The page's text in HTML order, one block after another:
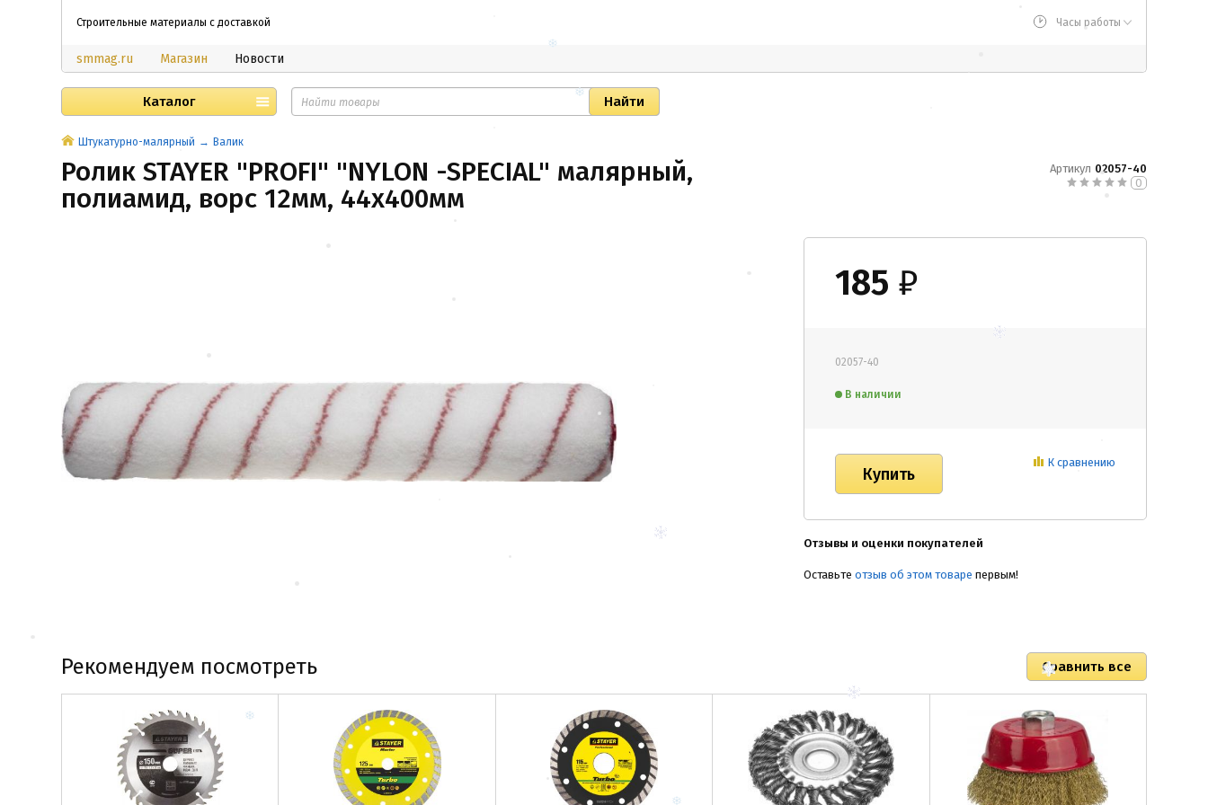
Строительные материалы с доставкой Часы работы
smmag.ru Магазин Новости
Каталог
Штукатурно-малярный Валик
Ролик STAYER "PROFI" "NYLON -SPECIAL" малярный,
полиамид, ворс 12мм, 44х400мм
Артикул 02057-40
0
185 ₽
02057-40
В наличии
К сравнению
Отзывы и оценки покупателей
Оставьте отзыв об этом товаре первым!
Рекомендуем посмотреть